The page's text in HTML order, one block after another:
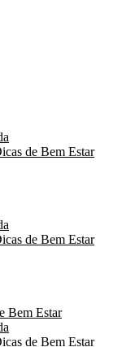
de Bem Estar
de Bem Estar
Bem Estar
de Bem Estar